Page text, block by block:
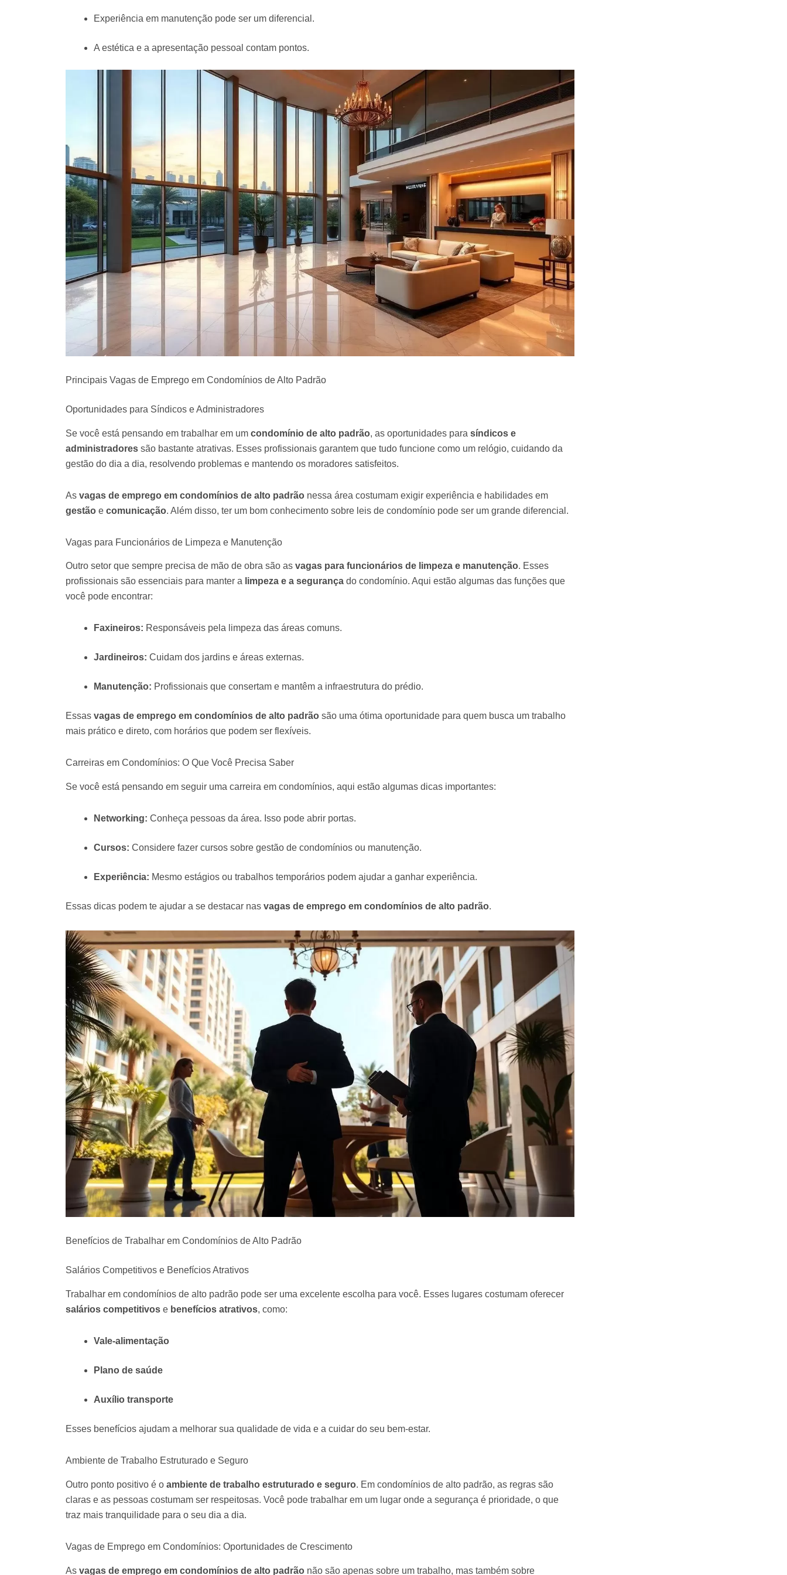
Experiência em manutenção pode ser um diferencial.
A estética e a apresentação pessoal contam pontos.
Principais Vagas de Emprego em Condomínios de Alto Padrão
Oportunidades para Síndicos e Administradores
Se você está pensando em trabalhar em um condomínio de alto padrão, as oportunidades para síndicos e
administradoressão bastante atrativas. Esses profissionais garantem que tudo funcione como um relógio, cuidando da
gestão do dia a dia, resolvendo problemas e mantendo os moradores satisfeitos.
As vagas de emprego em condomínios de alto padrãonessa área costumam exigir experiência e habilidades em
gestãoe comunicação. Além disso, ter um bom conhecimento sobre leis de condomínio pode ser um grande diferencial.
Vagas para Funcionários de Limpeza e Manutenção
Outro setor que sempre precisa de mão de obra são as vagas para funcionários de limpeza e manutenção. Esses
profissionais são essenciais para manter a limpeza e a segurançado condomínio. Aqui estão algumas das funções que
você pode encontrar:
Faxineiros: Responsáveis pela limpeza das áreas comuns.
Jardineiros: Cuidam dos jardins e áreas externas.
Manutenção: Profissionais que consertam e mantêm a infraestrutura do prédio.
Essas vagas de emprego em condomínios de alto padrãosão uma ótima oportunidade para quem busca um trabalho
mais prático e direto, com horários que podem ser flexíveis.
Carreiras em Condomínios: O Que Você Precisa Saber
Se você está pensando em seguir uma carreira em condomínios, aqui estão algumas dicas importantes:
Networking: Conheça pessoas da área. Isso pode abrir portas.
Cursos: Considere fazer cursos sobre gestão de condomínios ou manutenção.
Experiência: Mesmo estágios ou trabalhos temporários podem ajudar a ganhar experiência.
Essas dicas podem te ajudar a se destacar nas vagas de emprego em condomínios de alto padrão.
Benefícios de Trabalhar em Condomínios de Alto Padrão
Salários Competitivos e Benefícios Atrativos
Trabalhar em condomínios de alto padrão pode ser uma excelente escolha para você. Esses lugares costumam oferecer
salários competitivose benefícios atrativos, como:
Vale-alimentação
Plano de saúde
Auxílio transporte
Esses benefícios ajudam a melhorar sua qualidade de vida e a cuidar do seu bem-estar.
Ambiente de Trabalho Estruturado e Seguro
Outro ponto positivo é o ambiente de trabalho estruturado e seguro. Em condomínios de alto padrão, as regras são
claras e as pessoas costumam ser respeitosas. Você pode trabalhar em um lugar onde a segurança é prioridade, o que
traz mais tranquilidade para o seu dia a dia.
Vagas de Emprego em Condomínios: Oportunidades de Crescimento
As vagas de emprego em condomínios de alto padrãonão são apenas sobre um trabalho, mas também sobre